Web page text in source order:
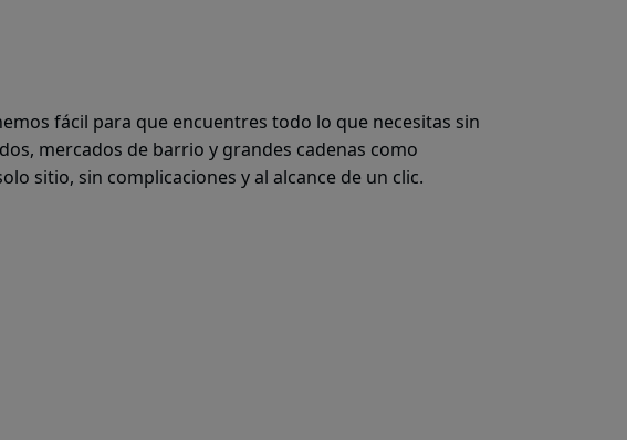
fácil para que encuentres todo lo que necesitas sin
mercados de barrio y grandes cadenas como
sitio, sin complicaciones y al alcance de un clic.